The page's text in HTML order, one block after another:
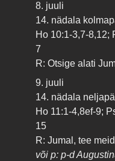
8. juuli
14. nädala
Ho 10:1-3,7-8,12;
7
R: Otsige alati
9. juuli
14. nädala
Ho 11:1-4,8ef-9;
15
R: Jumal, tee
või p: p-d